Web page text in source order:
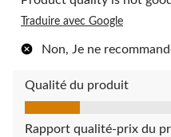
Traduire avec Google
Non, Je ne
Qualité du produit
Qualité du produit, 1.0 sur
Rapport qualité-prix du